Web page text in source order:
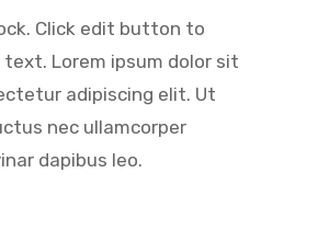
Click edit button to
Lorem ipsum dolor sit
adipiscing elit. Ut
nec ullamcorper
dapibus leo.